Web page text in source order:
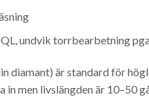
undvik torrbearbetning
diamant) är standard för
men livslängden är 10–50